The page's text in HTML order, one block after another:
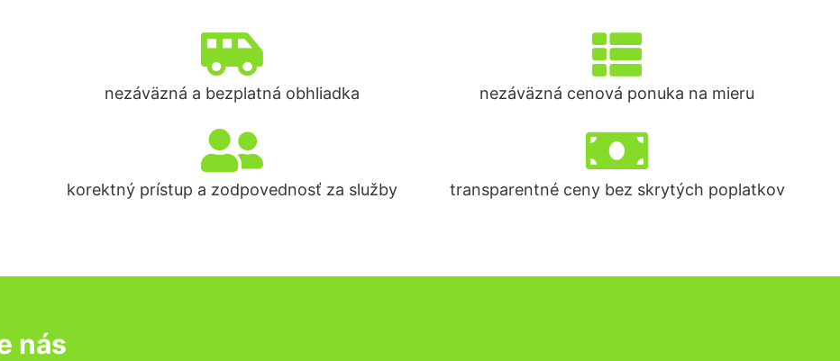
nezáväzná a bezplatná obhliadka nezáväzná cenová ponuka na mieru
korektný prístup a zodpovednosť za služby transparentné ceny bez skrytých poplatkov
nás